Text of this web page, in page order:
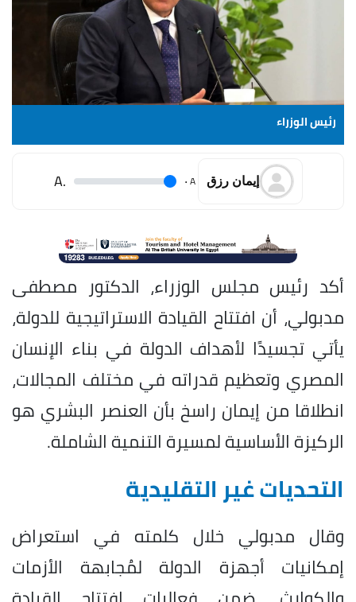
رئيس الوزراء
إيمان رزق A
.
.A
أكد رئيس مجلس الوزراء، الدكتور مصطفى
مدبولي، أن افتتاح القيادة الاستراتيجية للدولة،
يأتي تجسيدًا لأهداف الدولة في بناء الإنسان
المصري وتعظيم قدراته في مختلف المجالات،
انطلاقا من إيمان راسخ بأن العنصر البشري هو
الركيزة الأساسية لمسيرة التنمية الشاملة.
التحديات غير التقليدية
وقال مدبولي خلال كلمته في استعراض
إمكانيات أجهزة الدولة لمُجابهة الأزمات